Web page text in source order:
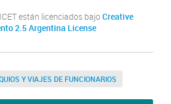
están licenciados bajo Creative
2.5 Argentina License
Y VIAJES DE FUNCIONARIOS